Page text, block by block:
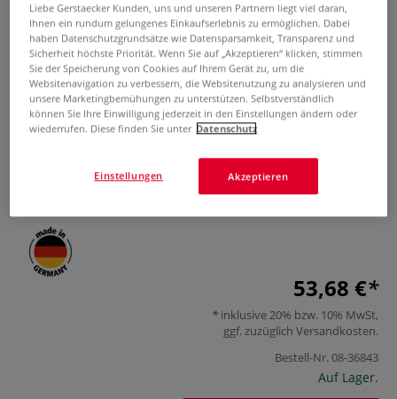
STABILO® Pen 68 ARTY
Fasermaler – 45er Set
0 Bewertungen
offenlagerungsfähig. Inkl. Neon- und Pastelltöne.
53,68 €
inklusive 20% bzw. 10% MwSt,
ggf. zuzüglich Versandkosten.
Bestell-Nr.08-36843
Auf Lager.
Liebe Gerstaecker Kunden, uns und unseren Partnern liegt viel daran,
Ihnen ein rundum gelungenes Einkaufserlebnis zu ermöglichen. Dabei
haben Datenschutzgrundsätze wie Datensparsamkeit, Transparenz und
Sicherheit höchste Priorität. Wenn Sie auf „Akzeptieren“ klicken, stimmen
Sie der Speicherung von Cookies auf Ihrem Gerät zu, um die
Websitenavigation zu verbessern, die Websitenutzung zu analysieren und
unsere Marketingbemühungen zu unterstützen. Selbstverständlich
können Sie Ihre Einwilligung jederzeit in den Einstellungen ändern oder
wiederrufen. Diese finden Sie unter Datenschutz
Akzeptieren
Einstellungen